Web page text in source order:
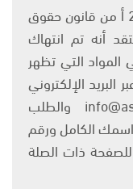
يتم الاستخدام المواد وفقًا للمادة 27 أ من قانون حقوق
كنت تعتقد أنه تم انتهاك
التي تظهر
الإلكتروني
على العنوان التالي: info@ashams.com والطلب
الكامل ورقم
ذات الصلة